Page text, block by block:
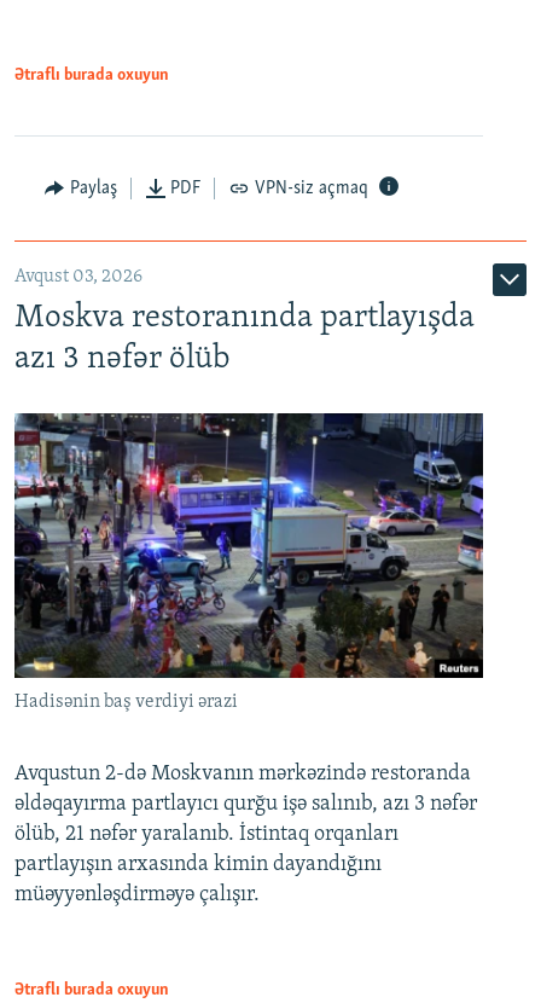
Ətraflı burada oxuyun
Paylaş PDF VPN-siz açmaq
Avqust 03, 2026
Moskva restoranında partlayışda
azı 3 nəfər ölüb
Hadisənin baş verdiyi ərazi
Avqustun 2-də Moskvanın mərkəzində restoranda
əldəqayırma partlayıcı qurğu işə salınıb, azı 3 nəfər
ölüb, 21 nəfər yaralanıb. İstintaq orqanları
partlayışın arxasında kimin dayandığını
müəyyənləşdirməyə çalışır.
Ətraflı burada oxuyun